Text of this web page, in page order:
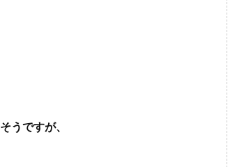
そうですが、